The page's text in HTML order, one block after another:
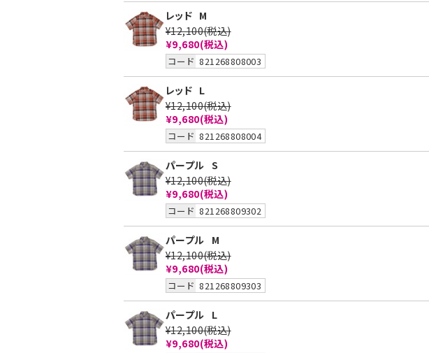
レッド M
¥12,100(税込)
¥9,680(税込)
コード 821268808003
レッド L
¥12,100(税込)
¥9,680(税込)
コード 821268808004
パープル S
¥12,100(税込)
¥9,680(税込)
コード 821268809302
パープル M
¥12,100(税込)
¥9,680(税込)
コード 821268809303
パープル L
¥12,100(税込)
¥9,680(税込)